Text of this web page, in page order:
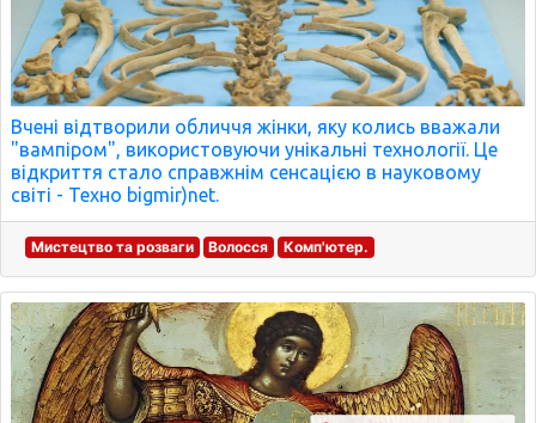
Вчені відтворили обличчя жінки, яку колись вважали
"вампіром", використовуючи унікальні технології. Це
відкриття стало справжнім сенсацією в науковому
світі - Техно bigmir)net.
Мистецтво та розваги Волосся Комп'ютер.